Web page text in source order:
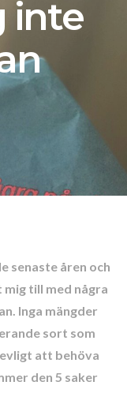
inte
senaste åren och
mig till med några
Inga mängder
sort som
att behöva
den 5 saker